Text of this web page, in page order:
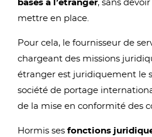
basés à l’étranger, sans
mettre en place.
Pour cela, le fournisseur de
chargeant des missions
étranger est juridiquement le
société de portage
de la mise en conformité des
Hormis sesfonctions